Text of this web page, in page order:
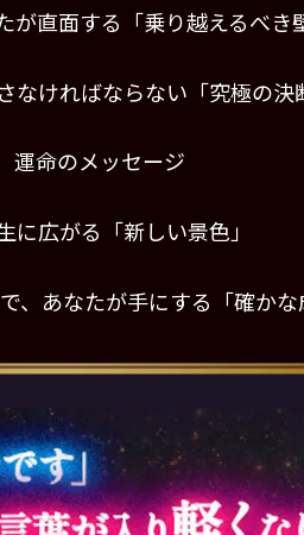
が直面する「乗り越えるべき
なければならない「究極の決
運命のメッセージ
広がる「新しい景色」
、あなたが手にする「確か